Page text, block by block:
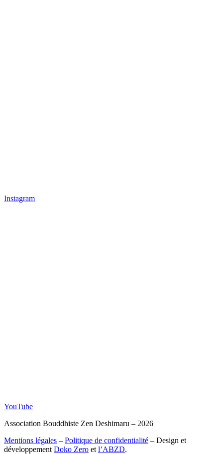
Instagram
YouTube
Association Bouddhiste Zen Deshimaru – 2026
Mentions légales – Politique de confidentialité – Design et
développement Doko Zero et l’ABZD.